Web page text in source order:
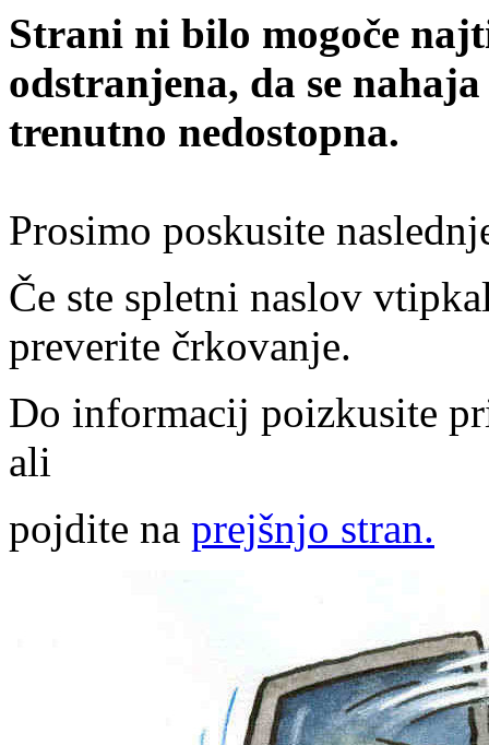
Strani ni bilo mogoče
odstranjena, da se
trenutno nedostopna.
Prosimo poskusite
Če ste spletni naslov
preverite črkovanje.
Do informacij poizkusite
ali
pojdite na prejšnjo stran.